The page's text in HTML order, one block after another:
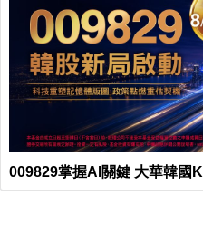
009829掌握AI關鍵 大華韓國